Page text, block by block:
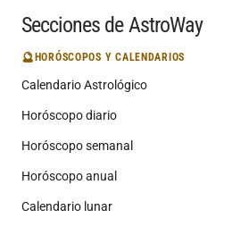
Secciones de AstroWay
🔮HORÓSCOPOS Y CALENDARIOS
Calendario Astrológico
Horóscopo diario
Horóscopo semanal
Horóscopo anual
Calendario lunar